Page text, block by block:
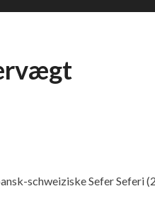
schweiziske Sefer Seferi